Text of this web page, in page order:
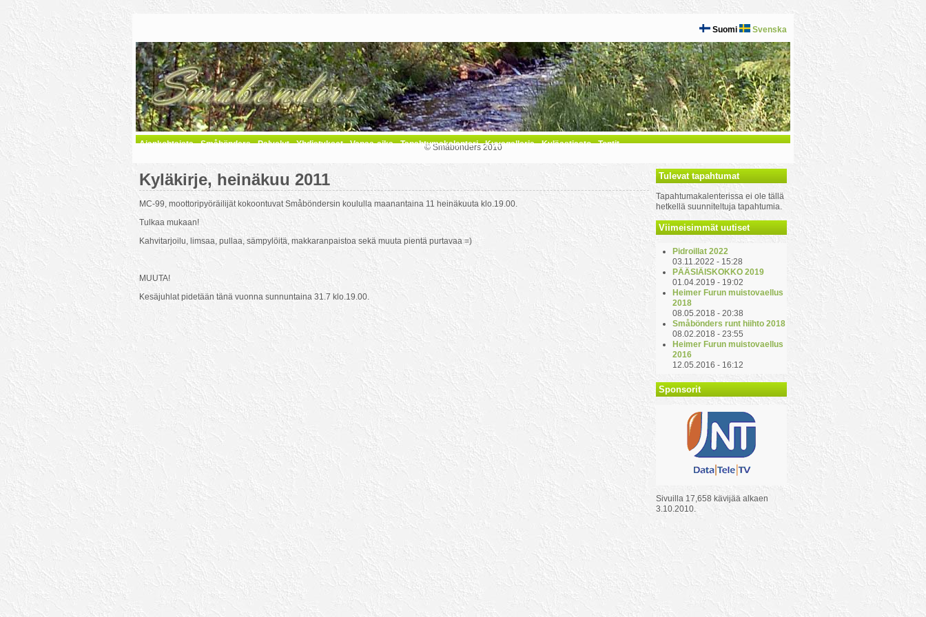
Suomi Svenska
Kyläkirje, heinäkuu 2011
MC-99, moottoripyöräilijät kokoontuvat Småböndersin koululla maanantaina 11 heinäkuuta klo.19.00.
Tulkaa mukaan!
Kahvitarjoilu, limsaa, pullaa, sämpylöitä, makkaranpaistoa sekä muuta pientä purtavaa =)
MUUTA!
Kesäjuhlat pidetään tänä vuonna sunnuntaina 31.7 klo.19.00.
Ajankohtaista Småbönders Palvelut Yhdistykset Vapaa-aika Tapahtumakalenteri Kuvagalleria Kyläastiasto Tontit
Tulevat tapahtumat
Tapahtumakalenterissa ei ole tällä
hetkellä suunniteltuja tapahtumia.
Viimeisimmät uutiset
Pidroillat 2022
03.11.2022 - 15:28
PÄÄSIÄISKOKKO 2019
01.04.2019 - 19:02
Heimer Furun muistovaellus
2018
08.05.2018 - 20:38
Småbönders runt hiihto 2018
08.02.2018 - 23:55
Heimer Furun muistovaellus
2016
12.05.2016 - 16:12
Sponsorit
Sivuilla 17,658 kävijää alkaen
3.10.2010.
© Småbönders 2010